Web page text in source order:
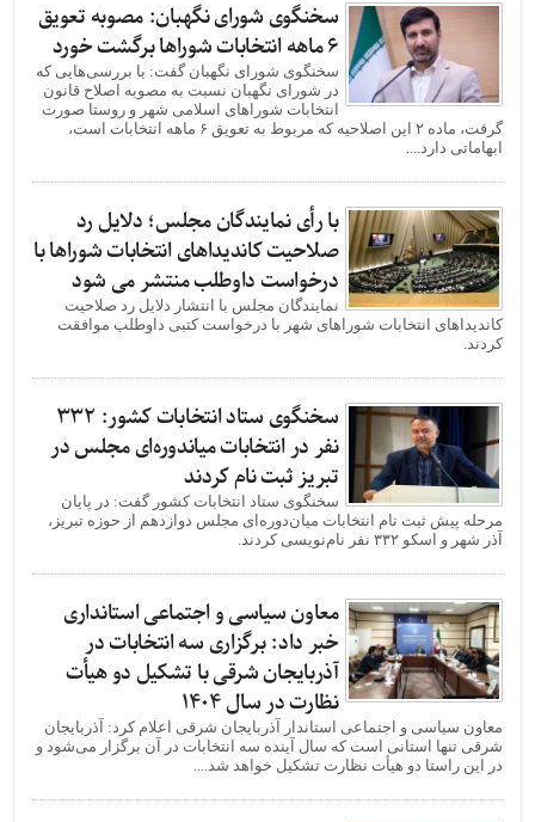
سخنگوی شورای نگهبان: مصوبه تعویق
۶ ماهه انتخابات شورا‌ها برگشت خورد
سخنگوی شورای نگهبان گفت: با بررسی‌هایی که
در شورای نگهبان نسبت به مصوبه اصلاح قانون
انتخابات شوراهای اسلامی شهر و روستا صورت
گرفت، ماده ۲ این اصلاحیه که مربوط به تعویق ۶ ماهه انتخابات است،
ابهاماتی دارد....
با رأی نمایندگان مجلس؛ دلایل رد
صلاحیت کاندیداهای انتخابات شوراها با
درخواست داوطلب منتشر می شود
نمایندگان مجلس با انتشار دلایل رد صلاحیت
کاندیداهای انتخابات شوراهای شهر با درخواست کتبی داوطلب موافقت
کردند.
سخنگوی ستاد انتخابات کشور: ۳۳۲
نفر در انتخابات میاندوره‌ای مجلس در
تبریز ثبت نام کردند
سخنگوی ستاد انتخابات کشور گفت: در پایان
مرحله پیش ثبت نام انتخابات میان‌دوره‌ای مجلس دوازدهم از حوزه تبریز،
آذر شهر و اسکو ۳۳۲ نفر نام‌نویسی کردند.
معاون سیاسی و اجتماعی استانداری
خبر داد: برگزاری سه انتخابات در
آذربایجان شرقی با تشکیل دو هیأت
نظارت در سال 1404
معاون سیاسی و اجتماعی استاندار آذربایجان شرقی اعلام کرد: آذربایجان
شرقی تنها استانی است که سال آینده سه انتخابات در آن برگزار می‌شود و
در این راستا دو هیأت نظارت تشکیل خواهد شد....